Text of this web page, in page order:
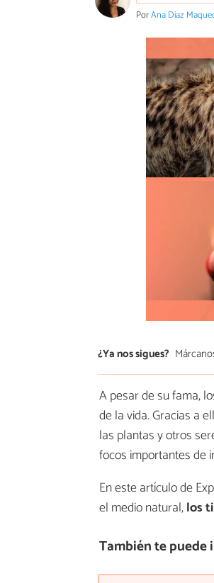
PorAna Diaz
¿Ya nos sigues?
A pesar de su fama,
de la vida. Gracias a
las plantas y otros
focos importantes de
En este artículo de
el medio natural,los
También te puede